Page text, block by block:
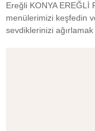
Ereğli KONYA EREĞLİ
menülerimizi keşfedin
sevdiklerinizi ağırlamak